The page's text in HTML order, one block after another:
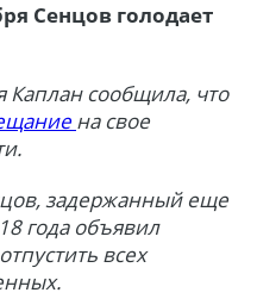
Сенцов голодает
Каплан сообщила, что
на свое
задержанный еще
года объявил
всех